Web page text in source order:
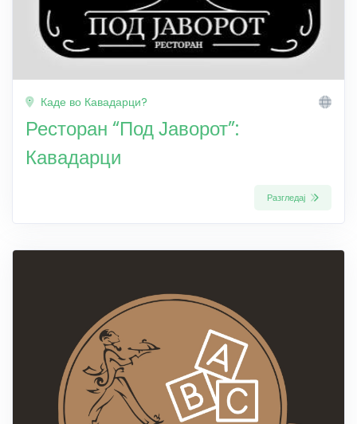
Каде во Кавадарци?
Ресторан “Под Јаворот”:
Кавадарци
Разгледај